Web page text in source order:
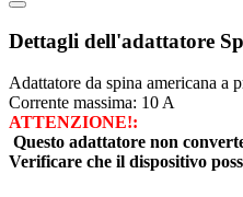
Dettagli dell'adattatore
Adattatore da spina americana a
Corrente massima: 10 A
ATTENZIONE!:
Questo adattatore non
Verificare che il dispositivo